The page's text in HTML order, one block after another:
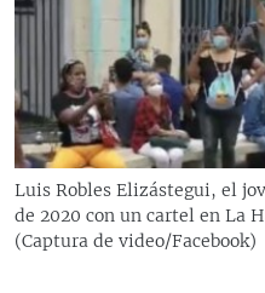
Luis Robles Elizástegui, el
de 2020 con un cartel en La
(Captura de video/Facebook)